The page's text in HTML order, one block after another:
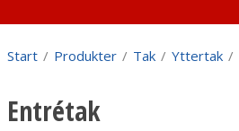
Start / Produkter / Tak / Yttertak /
Entrétak